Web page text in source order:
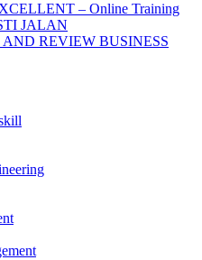
– Online Training
JALAN
REVIEW BUSINESS